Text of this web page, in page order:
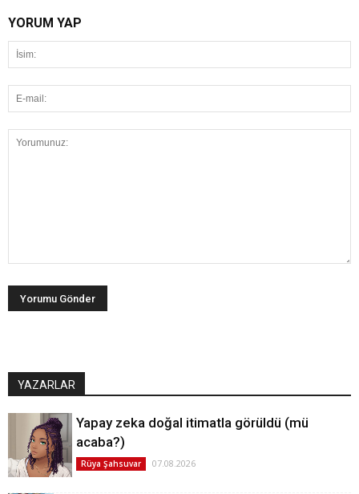
YORUM YAP
YAZARLAR
Yapay zeka doğal itimatla görüldü (mü
acaba?)
Rüya Şahsuvar 07.08.2026